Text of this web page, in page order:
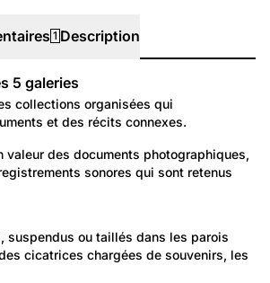
1 Description
5 galeries
collections organisées qui
et des récits connexes.
valeur des documents photographiques,
sonores qui sont retenus
et paysage
suspendus ou taillés dans les parois
cicatrices chargées de souvenirs, les